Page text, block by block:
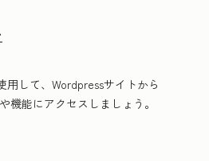
用して、Wordpressサイトから
機能にアクセスしましょう。